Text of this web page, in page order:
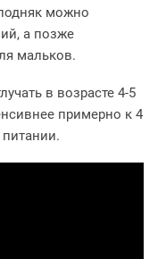
можно
а позже
мальков.
в возрасте 4-5
примерно к 4